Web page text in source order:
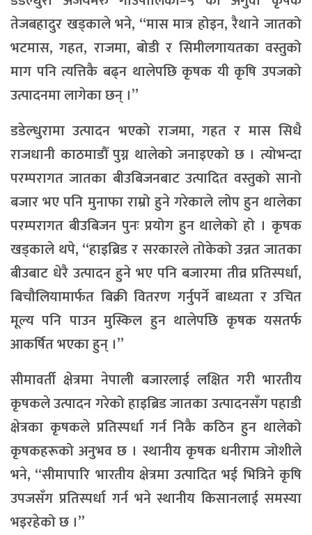
तेजबहादुर खड्काले भने, “मास मात्र होइन, रैथाने जातको
भटमास, गहत, राजमा, बोडी र सिमीलगायतका वस्तुको
माग पनि त्यत्तिकै बढ्न थालेपछि कृषक यी कृषि उपजको
उत्पादनमा लागेका छन् ।”
डडेल्धुरामा उत्पादन भएको राजमा, गहत र मास सिधै
राजधानी काठमाडौँ पुग्न थालेको जनाइएको छ । त्योभन्दा
परम्परागत जातका बीउबिजनबाट उत्पादित वस्तुको सानो
बजार भए पनि मुनाफा राम्रो हुने गरेकाले लोप हुन थालेका
परम्परागत बीउबिजन पुनः प्रयोग हुन थालेको हो । कृषक
खड्काले थपे, “हाइब्रिड र सरकारले तोकेको उन्नत जातका
बीउबाट धेरै उत्पादन हुने भए पनि बजारमा तीव्र प्रतिस्पर्धा,
बिचौलियामार्फत बिक्री वितरण गर्नुपर्ने बाध्यता र उचित
मूल्य पनि पाउन मुस्किल हुन थालेपछि कृषक यसतर्फ
आकर्षित भएका हुन् ।”
सीमावर्ती क्षेत्रमा नेपाली बजारलाई लक्षित गरी भारतीय
कृषकले उत्पादन गरेको हाइब्रिड जातका उत्पादनसँग पहाडी
क्षेत्रका कृषकले प्रतिस्पर्धा गर्न निकै कठिन हुन थालेको
कृषकहरूको अनुभव छ । स्थानीय कृषक धनीराम जोशीले
भने, “सीमापारि भारतीय क्षेत्रमा उत्पादित भई भित्रिने कृषि
उपजसँग प्रतिस्पर्धा गर्न भने स्थानीय किसानलाई समस्या
भइरहेको छ ।”